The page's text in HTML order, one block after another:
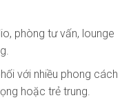
phòng tư vấn, lounge
với nhiều phong cách
hoặc trẻ trung.